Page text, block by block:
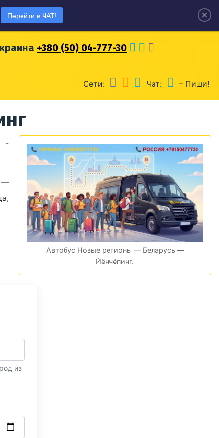
+7 (915) 04-777-30
+380 (50) 04-777-30
Сети: Чат: – Пиши!
Автобус Новые регионы — Беларусь —
Йёнчёпинг.
-
—
из
×
Перейти в ЧАТ!